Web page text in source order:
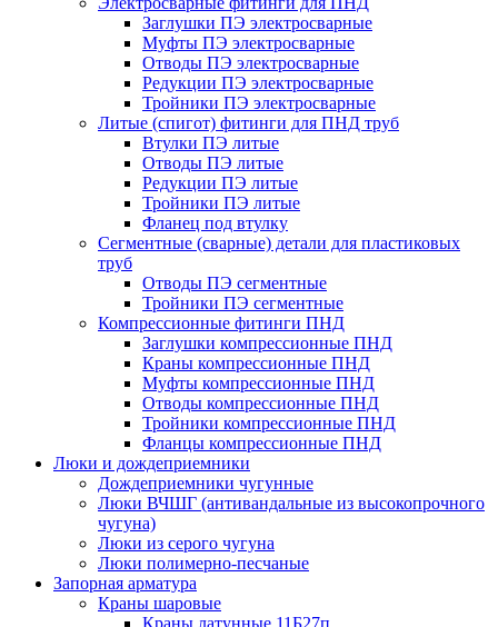
Заглушки ПЭ электросварные
Муфты ПЭ электросварные
Отводы ПЭ электросварные
Редукции ПЭ электросварные
Тройники ПЭ электросварные
Литые (спигот) фитинги для ПНД труб
Втулки ПЭ литые
Отводы ПЭ литые
Редукции ПЭ литые
Тройники ПЭ литые
Фланец под втулку
Сегментные (сварные) детали для пластиковых
труб
Отводы ПЭ сегментные
Тройники ПЭ сегментные
Компрессионные фитинги ПНД
Заглушки компрессионные ПНД
Краны компрессионные ПНД
Муфты компрессионные ПНД
Отводы компрессионные ПНД
Тройники компрессионные ПНД
Фланцы компрессионные ПНД
Люки и дождеприемники
Дождеприемники чугунные
Люки ВЧШГ (антивандальные из высокопрочного
чугуна)
Люки из серого чугуна
Люки полимерно-песчаные
Запорная арматура
Краны шаровые
Краны латунные 11Б27п